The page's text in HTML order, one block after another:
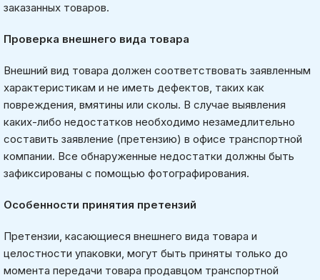
заказанных товаров.
Проверка внешнего вида товара
Внешний вид товара должен соответствовать заявленным
характеристикам и не иметь дефектов, таких как
повреждения, вмятины или сколы. В случае выявления
каких-либо недостатков необходимо незамедлительно
составить заявление (претензию) в офисе транспортной
компании. Все обнаруженные недостатки должны быть
зафиксированы с помощью фотографирования.
Особенности принятия претензий
Претензии, касающиеся внешнего вида товара и
целостности упаковки, могут быть приняты только до
момента передачи товара продавцом транспортной